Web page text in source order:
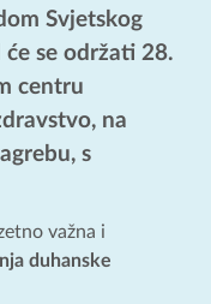
Svjetskog
se održati 28.
centru
na
s
važna i
duhanske